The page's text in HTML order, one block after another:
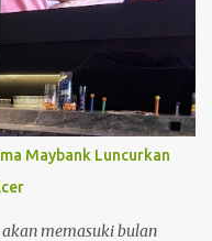
yang berujung perih
di luar rumah. Tapi lagi
juga sembuh. Nanti juga
untuk saya
mata saya.
kering dapat terjadi
terjadi pada usia
dan tidak mendapatkan
kering ini berisiko m...
Maybank Luncurkan
memasuki bulan